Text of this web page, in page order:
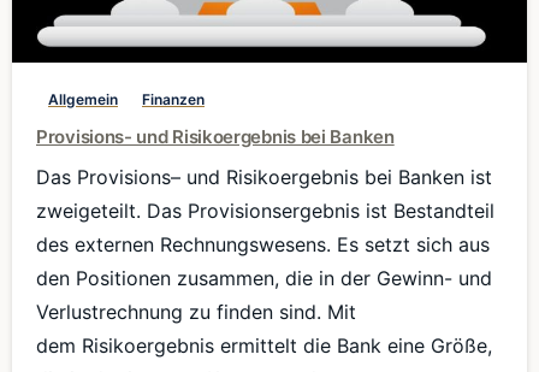
Allgemein Finanzen
Provisions- und Risikoergebnis bei Banken
Das Provisions– und Risikoergebnis bei Banken ist
zweigeteilt. Das Provisionsergebnis ist Bestandteil
des externen Rechnungswesens. Es setzt sich aus
den Positionen zusammen, die in der Gewinn- und
Verlustrechnung zu finden sind. Mit
dem Risikoergebnis ermittelt die Bank eine Größe,